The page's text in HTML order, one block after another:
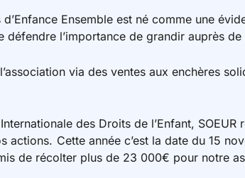
Ensemble est né comme une
défendre l’importance de grandir auprès
via des ventes aux enchères
des Droits de l’Enfant, SOEUR
actions. Cette année c’est la date du 15
de récolter plus de 23 000€ pour notre